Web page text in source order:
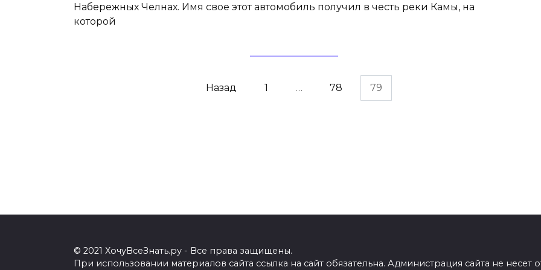
Набережных Челнах. Имя свое этот автомобиль получил в честь реки Камы, на
которой
Назад 1 … 78 79
© 2021 ХочуВсеЗнать.ру - Все права защищены.
При использовании материалов сайта ссылка на сайт обязательна. Администрация сайта не несет